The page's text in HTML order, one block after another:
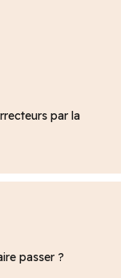
par la
passer ?